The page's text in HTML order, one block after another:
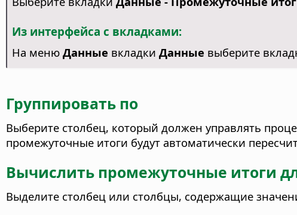
Из интерфейса с вкладками:
На меню Данные вкладки Данные выберите
Группировать по
Выберите столбец, который должен управлять
промежуточные итоги будут автоматически
Вычислить промежуточные итоги
Выделите столбец или столбцы, содержащие